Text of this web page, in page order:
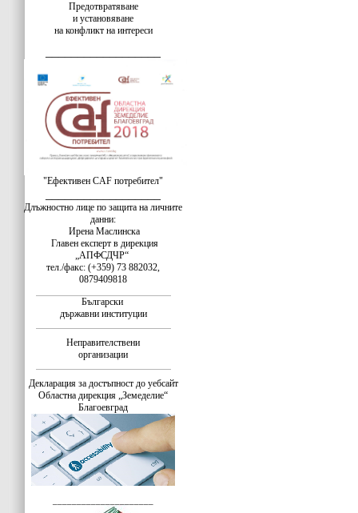
Предотвратяване
и установяване
на конфликт на интереси
"Ефективен CAF потребител"
Длъжностно лице по защита на личните
данни:
Ирена Маслинска
Главен експерт в дирекция
„АПФСДЧР“
тел./факс: (+359) 73 882032,
0879409818
Български
държавни институции
Неправителствени
организации
Декларация за достъпност до уебсайт
Областна дирекция „Земеделие“
Благоевград